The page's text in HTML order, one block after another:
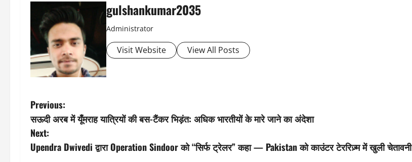
gulshankumar2035
Administrator
Visit Website View All Posts
P
o
s
Previous:
सऊदी अरब में यूँमराह यात्रियों की बस-टैंकर भिड़ंत: अधिक भारतीयों के मारे जाने का अंदेशा
Next:
Upendra Dwivedi द्वारा Operation Sindoor को “सिर्फ ट्रेलर” कहा — Pakistan को काउंटर टेररिज़्म में खुली चेतावनी